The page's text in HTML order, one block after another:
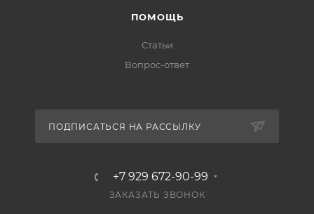
ПОМОЩЬ
Статьи
Вопрос-ответ
ПОДПИСАТЬСЯ НА РАССЫЛКУ
+7 929 672-90-99
ЗАКАЗАТЬ ЗВОНОК